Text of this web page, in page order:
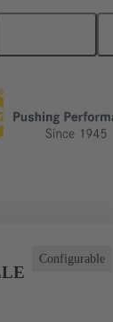
Configurable